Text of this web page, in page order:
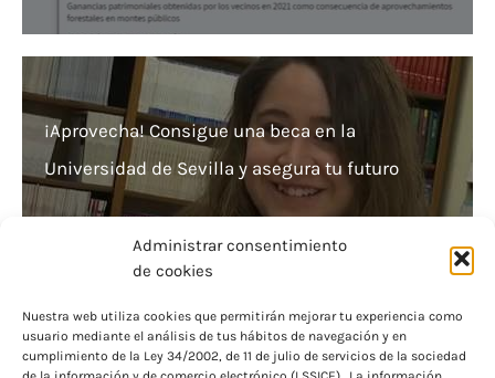
Administrar consentimiento
de cookies
Nuestra web utiliza cookies que permitirán mejorar tu experiencia como
usuario mediante el análisis de tus hábitos de navegación y en
cumplimiento de la Ley 34/2002, de 11 de julio de servicios de la sociedad
¡Aprovecha! Consigue una beca en la
Universidad de Sevilla y asegura tu futuro
¡Atención! ¿Cuándo llega la esperada Beca MEC